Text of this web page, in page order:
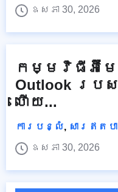
ឧសភា 30, 2026
កម្មវិធីអ៊ីមែ
Outlook រ
ហើយ...
ការបន្លំ, សារឥតប
ឧសភា 30, 2026